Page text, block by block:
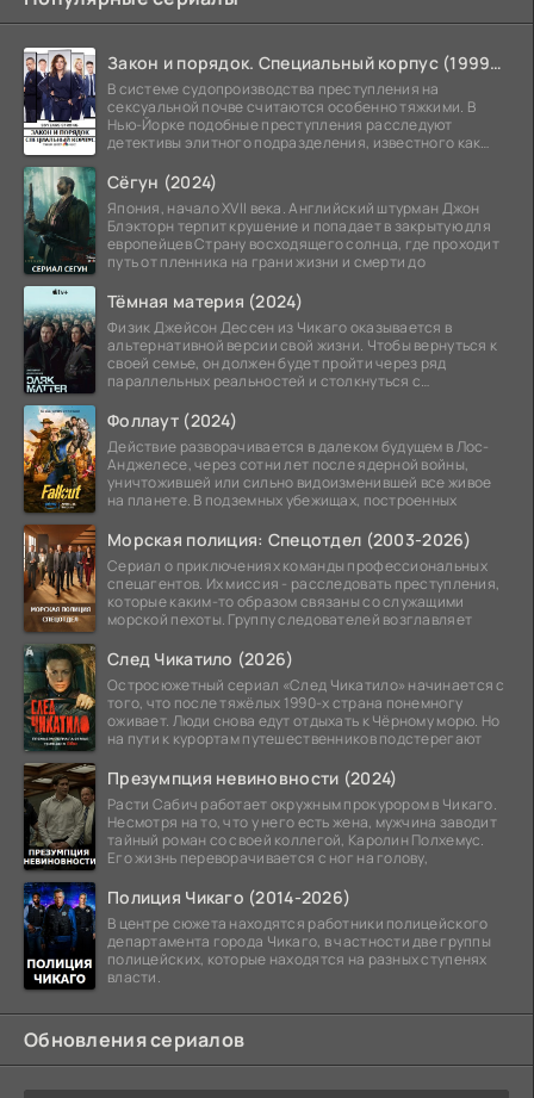
Закон и порядок. Специальный корпус (1999-2026)
В системе судопроизводства преступления на
сексуальной почве считаются особенно тяжкими. В
Нью-Йорке подобные преступления расследуют
детективы элитного подразделения, известного как
Сёгун (2024)
Япония, начало XVII века. Английский штурман Джон
Блэкторн терпит крушение и попадает в закрытую для
европейцев Страну восходящего солнца, где проходит
путь от пленника на грани жизни и смерти до
Тёмная материя (2024)
Физик Джейсон Дессен из Чикаго оказывается в
альтернативной версии свой жизни. Чтобы вернуться к
своей семье, он должен будет пройти через ряд
параллельных реальностей и столкнуться с
Фоллаут (2024)
Действие разворачивается в далеком будущем в Лос-
Анджелесе, через сотни лет после ядерной войны,
уничтожившей или сильно видоизменившей все живое
на планете. В подземных убежищах, построенных
Морская полиция: Спецотдел (2003-2026)
Сериал о приключениях команды профессиональных
спецагентов. Их миссия - расследовать преступления,
которые каким-то образом связаны со служащими
морской пехоты. Группу следователей возглавляет
След Чикатило (2026)
Остросюжетный сериал «След Чикатило» начинается с
того, что после тяжёлых 1990-х страна понемногу
оживает. Люди снова едут отдыхать к Чёрному морю. Но
на пути к курортам путешественников подстерегают
Презумпция невиновности (2024)
Расти Сабич работает окружным прокурором в Чикаго.
Несмотря на то, что у него есть жена, мужчина заводит
тайный роман со своей коллегой, Каролин Полхемус.
Его жизнь переворачивается с ног на голову,
Полиция Чикаго (2014-2026)
В центре сюжета находятся работники полицейского
департамента города Чикаго, в частности две группы
полицейских, которые находятся на разных ступенях
власти.
Обновления сериалов